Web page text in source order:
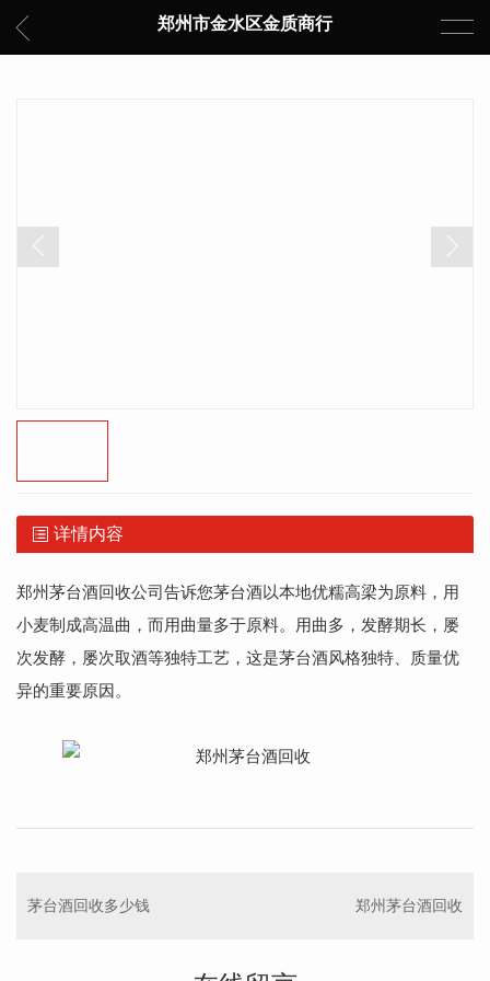
郑州市金水区金质商行
详情内容
郑州茅台酒回收公司告诉您茅台酒以本地优糯高梁为原料，用
小麦制成高温曲，而用曲量多于原料。用曲多，发酵期长，屡
次发酵，屡次取酒等独特工艺，这是茅台酒风格独特、质量优
异的重要原因。
茅台酒回收多少钱 郑州茅台酒回收